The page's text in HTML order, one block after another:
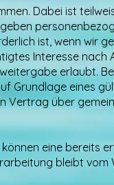
Dabei ist
ist, wenn wir
Interesse nach
erlaubt.
Grundlage eines
Vertrag über
eine bereits
bleibt vom